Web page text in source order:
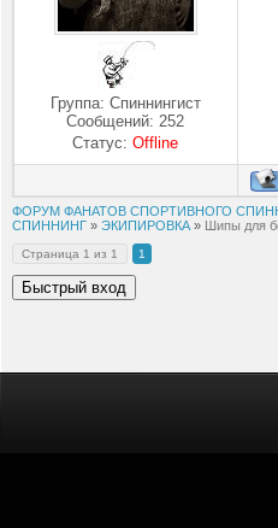
Группа: Спиннингист
Сообщений:252
Статус:Offline
ФОРУМ ФАНАТОВ СПОРТИВНОГО
СПИННИНГ » ЭКИПИРОВКА » Шипы для
Страница 1 из 1 1